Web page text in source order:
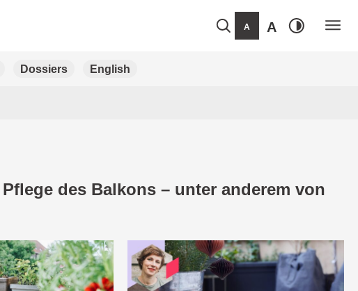
A A
Dossiers English
des Balkons – unter anderem von